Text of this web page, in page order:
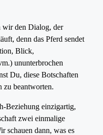
wir den Dialog, der
denn das Pferd sendet
Blick,
ununterbrochen
Du, diese Botschaften
zu beantworten.
Beziehung einzigartig,
zwei einmalige
schauen dann, was es